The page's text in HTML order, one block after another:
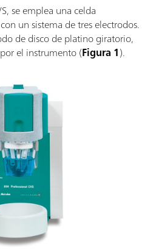
se emplea una celda
un sistema de tres electrodos.
de disco de platino giratorio,
el instrumento (Figura 1).